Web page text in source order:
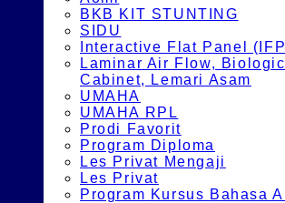
BKB KIT STUNTING
SIDU
Interactive Flat Panel
Laminar Air Flow,
Cabinet, Lemari Asam
UMAHA
UMAHA RPL
Prodi Favorit
Program Diploma
Les Privat Mengaji
Les Privat
Program Kursus Bahasa